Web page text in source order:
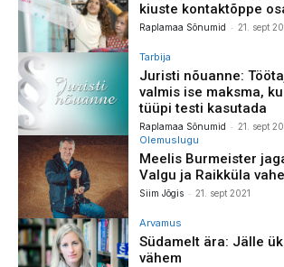
kiuste kontaktõppe
Raplamaa Sõnumid - 21. sept
Tarbija
Juristi nõuanne:
valmis ise maksma,
tüüpi testi kasutada
Raplamaa Sõnumid - 21. sept
Olemuslugu
Meelis Burmeister
Valgu ja Raikküla
Siim Jõgis - 21. sept 2021
Arvamus
Südamelt ära: Jälle
vähem